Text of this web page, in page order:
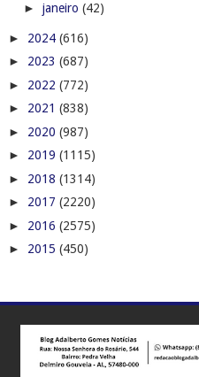
► janeiro (42)
► 2024 (616)
► 2023 (687)
► 2022 (772)
► 2021 (838)
► 2020 (987)
► 2019 (1115)
► 2018 (1314)
► 2017 (2220)
► 2016 (2575)
► 2015 (450)